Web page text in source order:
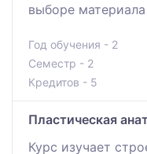
выборе
Год обучения - 2
Семестр - 2
Кредитов - 5
Пластическая
Курс изучает